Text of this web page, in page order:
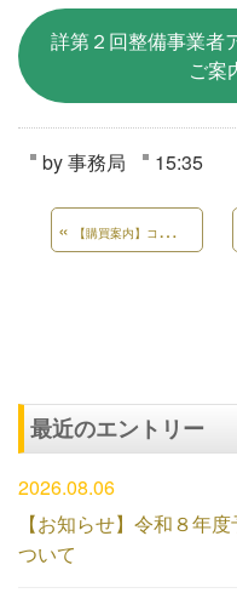
詳第２回整備事業
ご案
by事務局 15:35
« 【購買案内】コグニビジョン(株)の「指数テーブル・マニュアル」の斡旋事業の取り扱いについて
最近のエントリー
2026.08.06
【お知らせ】令和８年
ついて